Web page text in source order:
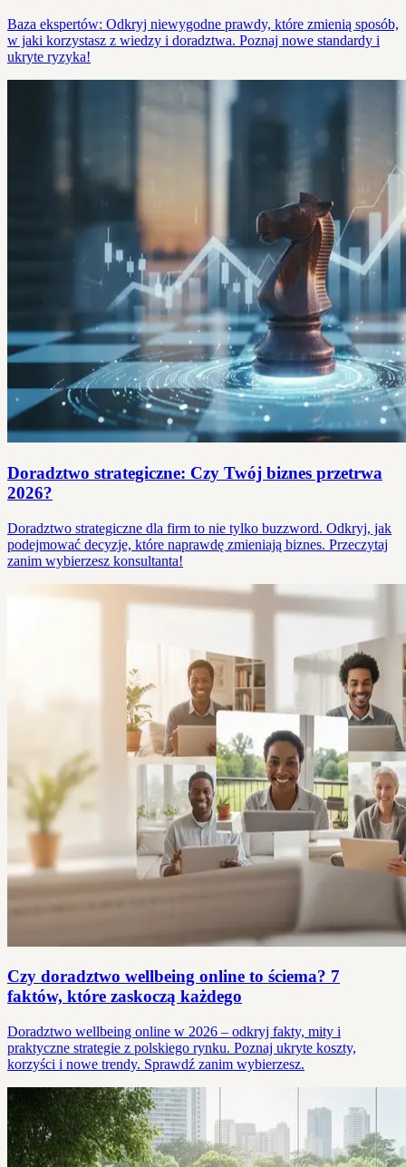
Baza ekspertów: Odkryj niewygodne prawdy, które zmienią sposób,
w jaki korzystasz z wiedzy i doradztwa. Poznaj nowe standardy i
ukryte ryzyka!
Doradztwo strategiczne: Czy Twój biznes przetrwa
2026?
Doradztwo strategiczne dla firm to nie tylko buzzword. Odkryj, jak
podejmować decyzje, które naprawdę zmieniają biznes. Przeczytaj
zanim wybierzesz konsultanta!
Czy doradztwo wellbeing online to ściema? 7
faktów, które zaskoczą każdego
Doradztwo wellbeing online w 2026 – odkryj fakty, mity i
praktyczne strategie z polskiego rynku. Poznaj ukryte koszty,
korzyści i nowe trendy. Sprawdź zanim wybierzesz.